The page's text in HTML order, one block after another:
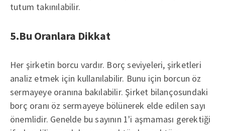
tutum takınılabilir.
5.Bu Oranlara Dikkat
Her şirketin borcu vardır. Borç seviyeleri, şirketleri
analiz etmek için kullanılabilir. Bunu için borcun öz
sermayeye oranına bakılabilir. Şirket bilançosundaki
borç oranı öz sermayeye bölünerek elde edilen sayı
önemlidir. Genelde bu sayının 1'i aşmaması gerektiği